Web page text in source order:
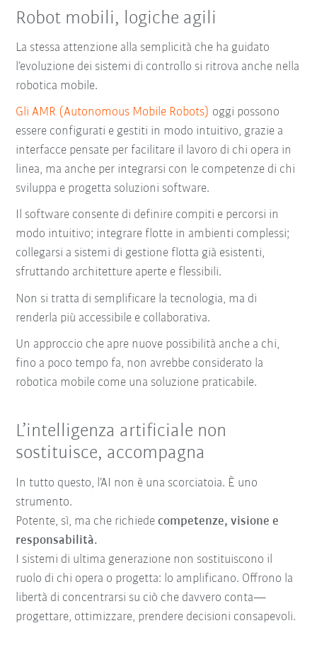
Robot mobili, logiche agili
La stessa attenzione alla semplicità che ha guidato
l’evoluzione dei sistemi di controllo si ritrova anche nella
robotica mobile.
Gli AMR (Autonomous Mobile Robots) oggi possono
essere configurati e gestiti in modo intuitivo, grazie a
interfacce pensate per facilitare il lavoro di chi opera in
linea, ma anche per integrarsi con le competenze di chi
sviluppa e progetta soluzioni software.
Il software consente di definire compiti e percorsi in
modo intuitivo; integrare flotte in ambienti complessi;
collegarsi a sistemi di gestione flotta già esistenti,
sfruttando architetture aperte e flessibili.
Non si tratta di semplificare la tecnologia, ma di
renderla più accessibile e collaborativa.
Un approccio che apre nuove possibilità anche a chi,
fino a poco tempo fa, non avrebbe considerato la
robotica mobile come una soluzione praticabile.
L’intelligenza artificiale non
sostituisce, accompagna
In tutto questo, l’AI non è una scorciatoia. È uno
strumento.
Potente, sì, ma che richiedecompetenze, visione e
responsabilità.
I sistemi di ultima generazione non sostituiscono il
ruolo di chi opera o progetta: lo amplificano. Offrono la
libertà di concentrarsi su ciò che davvero conta—
progettare, ottimizzare, prendere decisioni consapevoli.